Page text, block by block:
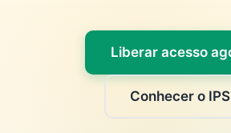
Liberar acesso
Conhecer o IPS